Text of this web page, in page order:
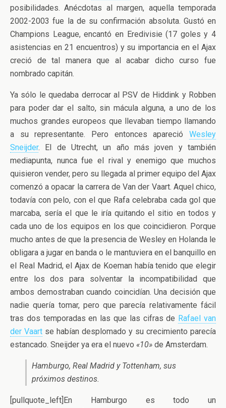
posibilidades. Anécdotas al margen, aquella temporada
2002-2003 fue la de su confirmación absoluta. Gustó en
Champions League, encantó en Eredivisie (17 goles y 4
asistencias en 21 encuentros) y su importancia en el Ajax
creció de tal manera que al acabar dicho curso fue
nombrado capitán.
Ya sólo le quedaba derrocar al PSV de Hiddink y Robben
para poder dar el salto, sin mácula alguna, a uno de los
muchos grandes europeos que llevaban tiempo llamando
a su representante. Pero entonces apareció Wesley
Sneijder. El de Utrecht, un año más joven y también
mediapunta, nunca fue el rival y enemigo que muchos
quisieron vender, pero su llegada al primer equipo del Ajax
comenzó a opacar la carrera de Van der Vaart. Aquel chico,
todavía con pelo, con el que Rafa celebraba cada gol que
marcaba, sería el que le iría quitando el sitio en todos y
cada uno de los equipos en los que coincidieron. Porque
mucho antes de que la presencia de Wesley en Holanda le
obligara a jugar en banda o le mantuviera en el banquillo en
el Real Madrid, el Ajax de Koeman había tenido que elegir
entre los dos para solventar la incompatibilidad que
ambos demostraban cuando coincidían. Una decisión que
nadie quería tomar, pero que parecía relativamente fácil
tras dos temporadas en las que las cifras de Rafael van
der Vaart se habían desplomado y su crecimiento parecía
estancado. Sneijder ya era el nuevo «10» de Amsterdam.
Hamburgo, Real Madrid y Tottenham, sus
próximos destinos.
[pullquote_left]En Hamburgo es todo un